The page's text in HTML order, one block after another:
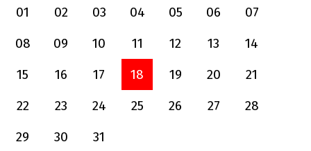
01
02 03 04 05 06
07
08
09 10 11 12 13
14
15
16 17 18 19 20
21
22
23 24 25 26 27
28
29
30 31